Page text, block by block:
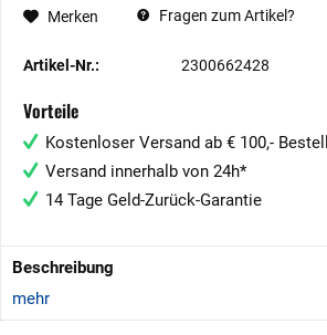
Merken Fragen zum Artikel?
Artikel-Nr.: 2300662428
Vorteile
Kostenloser Versand ab € 100,-
Versand innerhalb von 24h*
14 Tage Geld-Zurück-Garantie
Beschreibung
mehr